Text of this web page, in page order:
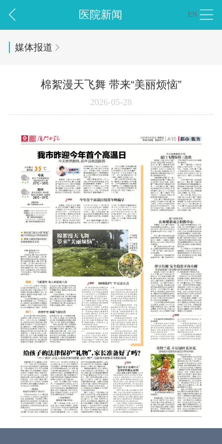
医院新闻 EN
媒体报道
棉絮漫天飞舞 带来“美丽烦恼”
2026-05-28